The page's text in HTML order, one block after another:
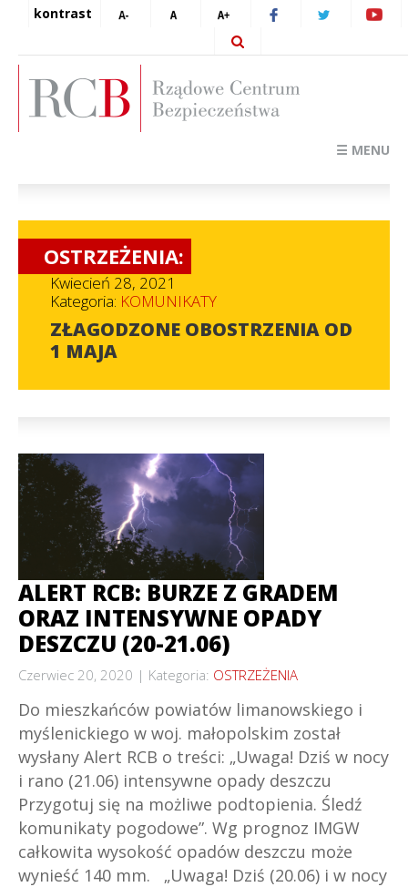
kontrast
☰ MENU
OSTRZEŻENIA:
Kwiecień 28, 2021
Kategoria: KOMUNIKATY
ZŁAGODZONE OBOSTRZENIA OD
1 MAJA
ALERT RCB: BURZE Z GRADEM
ORAZ INTENSYWNE OPADY
DESZCZU (20-21.06)
Czerwiec 20, 2020 Kategoria: OSTRZEŻENIA
Do mieszkańców powiatów limanowskiego i
myślenickiego w woj. małopolskim został
wysłany Alert RCB o treści: „Uwaga! Dziś w nocy
i rano (21.06) intensywne opady deszczu
Przygotuj się na możliwe podtopienia. Śledź
komunikaty pogodowe”. Wg prognoz IMGW
całkowita wysokość opadów deszczu może
wynieść 140 mm. „Uwaga! Dziś (20.06) i w nocy